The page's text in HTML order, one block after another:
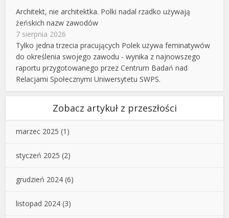
Architekt, nie architektka. Polki nadal rzadko używają
żeńskich nazw zawodów
7 sierpnia 2026
Tylko jedna trzecia pracujących Polek używa feminatywów
do określenia swojego zawodu - wynika z najnowszego
raportu przygotowanego przez Centrum Badań nad
Relacjami Społecznymi Uniwersytetu SWPS.
Zobacz artykuł z przeszłości
marzec 2025 (1)
styczeń 2025 (2)
grudzień 2024 (6)
listopad 2024 (3)